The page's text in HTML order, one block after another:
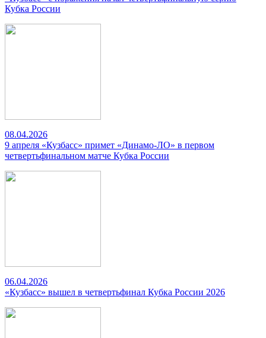
Кубка России
08.04.2026
9 апреля «Кузбасс» примет «Динамо-ЛО» в первом
четвертьфинальном матче Кубка России
06.04.2026
«Кузбасс» вышел в четвертьфинал Кубка России 2026